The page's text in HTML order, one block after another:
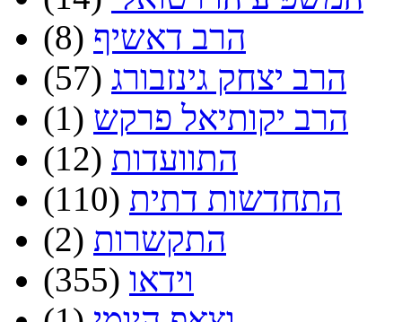
הרב דאשיף (8)
הרב יצחק גינזבורג (57)
הרב יקותיאל פרקש (1)
התוועדות (12)
התחדשות דתית (110)
התקשרות (2)
וידאו (355)